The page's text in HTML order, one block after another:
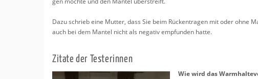
PAIDI Little Flo
Bambino Mio
Dazu schrieb eine Mut­ter, dass Sie beim Rü­cken­tra­gen mit oder ohne
auch bei dem Man­tel nicht als ne­ga­tiv emp­fun­den hatte.
Zi­ta­te der Tes­te­rin­nen
Wie wird das